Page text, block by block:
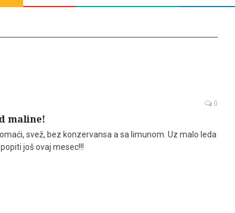
0
maline!
svež, bez konzervansa a sa limunom. Uz malo leda
još ovaj mesec!!!